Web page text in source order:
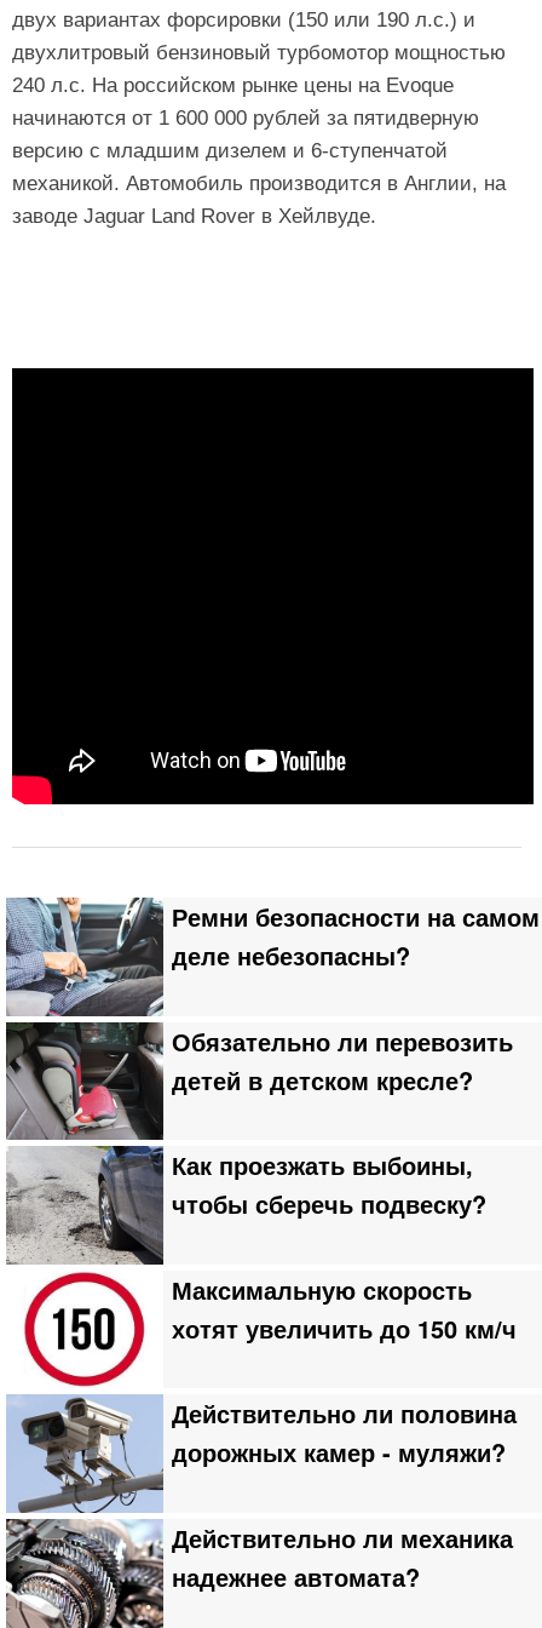
двух вариантах форсировки (150 или 190 л.с.) и
двухлитровый бензиновый турбомотор мощностью
240 л.с. На российском рынке цены на Evoque
начинаются от 1 600 000 рублей за пятидверную
версию с младшим дизелем и 6-ступенчатой
механикой. Автомобиль производится в Англии, на
заводе Jaguar Land Rover в Хейлвуде.
Ремни безопасности на самом
деле небезопасны?
Обязательно ли перевозить
детей в детском кресле?
Как проезжать выбоины,
чтобы сберечь подвеску?
Максимальную скорость
хотят увеличить до 150 км/ч
Действительно ли половина
дорожных камер - муляжи?
Действительно ли механика
надежнее автомата?